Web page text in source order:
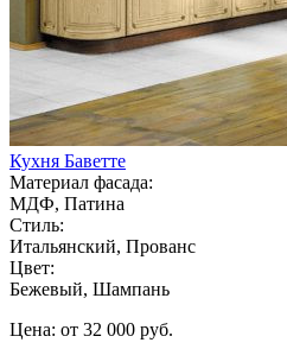
Кухня Баветте
Материал фасада:
МДФ, Патина
Стиль:
Итальянский, Прованс
Цвет:
Бежевый, Шампань
Цена: от 32 000 руб.